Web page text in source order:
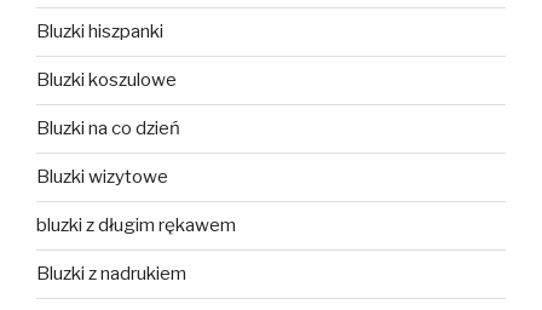
Bluzki hiszpanki
Bluzki koszulowe
Bluzki na co dzień
Bluzki wizytowe
bluzki z długim rękawem
Bluzki z nadrukiem